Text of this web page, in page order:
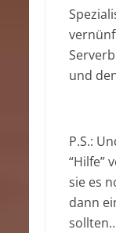
und
P.S.:
“Hilfe”
sie es
dann